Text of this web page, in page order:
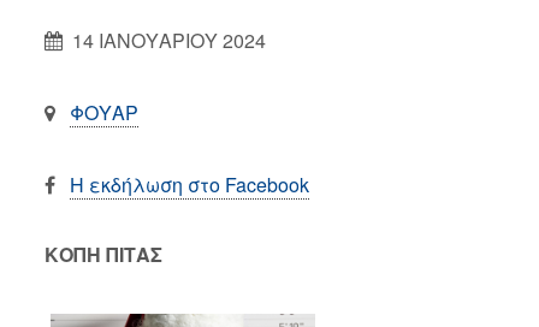
14 ΙΑΝΟΥΑΡΙΟΥ 2024
ΦΟΥΑΡ
Η εκδήλωση στο Facebook
ΚΟΠΗ ΠΙΤΑΣ